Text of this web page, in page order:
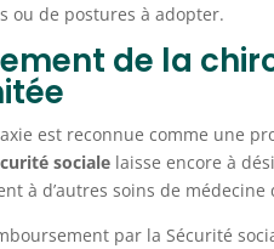
ou de postures à adopter.
de la
est reconnue comme une
socialelaisse encore à
à d’autres soins de médecine
par la Sécurité